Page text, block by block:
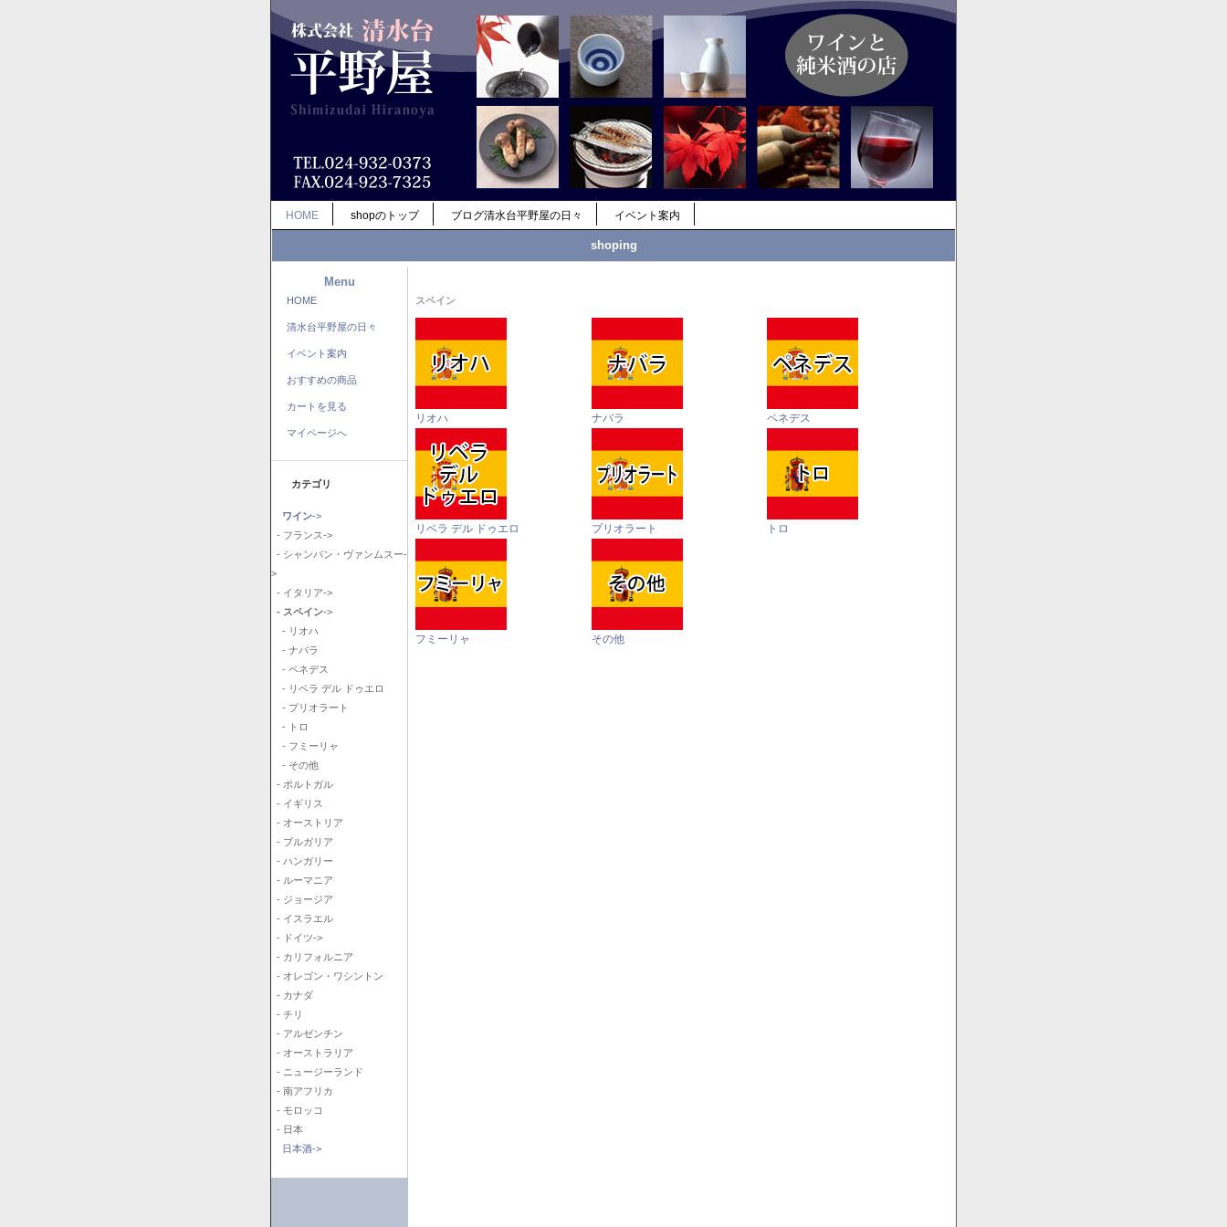
HOME shopのトップ ブログ清水台平野屋の日々 イベント案内
shoping
Menu
HOME
清水台平野屋の日々
イベント案内
おすすめの商品
カートを見る
マイページへ
カテゴリ
ワイン->
- フランス->
- シャンパン・ヴァンムスー-
>
- イタリア->
- スペイン->
- リオハ
- ナバラ
- ペネデス
- リベラ デル ドゥエロ
- プリオラート
- トロ
- フミーリャ
- その他
- ポルトガル
- イギリス
- オーストリア
- ブルガリア
- ハンガリー
- ルーマニア
- ジョージア
- イスラエル
- ドイツ->
- カリフォルニア
- オレゴン・ワシントン
- カナダ
- チリ
- アルゼンチン
- オーストラリア
- ニュージーランド
- 南アフリカ
- モロッコ
- 日本
日本酒->
スペイン
リオハ ナバラ ペネデス
リベラ デル ドゥエロ プリオラート トロ
フミーリャ その他